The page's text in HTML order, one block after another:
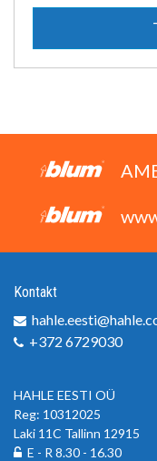
Kontakt
+372 6729030
HAHLE EESTI OÜ
Reg: 10312025
Laki 11C Tallinn 12915
E - R 8.30 - 16.30